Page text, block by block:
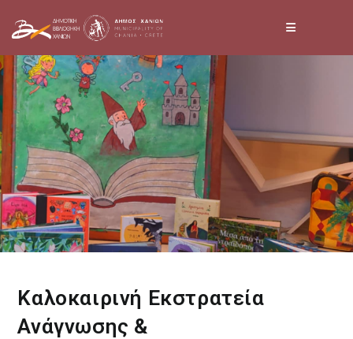
to
content
Καλοκαιρινή Εκστρατεία
Ανάγνωσης &